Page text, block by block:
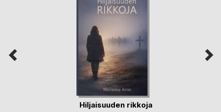
Hiljaisuuden rikkoja